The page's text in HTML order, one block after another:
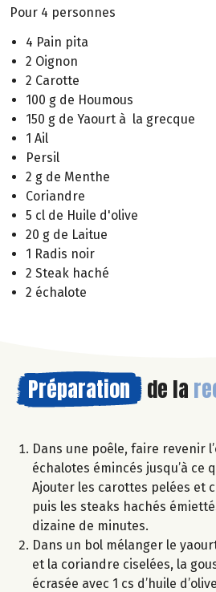
Pour 4 personnes
4 Pain pita
2 Oignon
2 Carotte
100 g de Houmous
150 g de Yaourt à la grecque
1 Ail
Persil
2 g de Menthe
Coriandre
5 cl de Huile d'olive
20 g de Laitue
1 Radis noir
2 Steak haché
2 échalote
Préparation de la
Dans une poêle, faire revenir
échalotes émincés jusqu’à ce
Ajouter les carottes pelées et
puis les steaks hachés
dizaine de minutes.
Dans un bol mélanger le
et la coriandre ciselées, la
écrasée avec 1 cs d’huile d’olive